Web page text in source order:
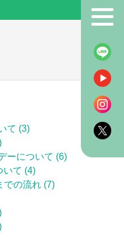
て (3)
ーについて (6)
いて (4)
での流れ (7)